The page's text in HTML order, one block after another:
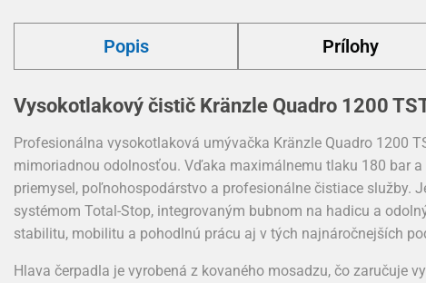
Popis Prílohy
Vysokotlakový čistič Kränzle Quadro 1200
Profesionálna vysokotlaková umývačka Kränzle Quadro 1200
mimoriadnou odolnosťou. Vďaka maximálnemu tlaku 180 bar
priemysel, poľnohospodárstvo a profesionálne čistiace služby.
systémom Total-Stop, integrovaným bubnom na hadicu a
stabilitu, mobilitu a pohodlnú prácu aj v tých najnáročnejších
Hlava čerpadla je vyrobená z kovaného mosadzu, čo zaručuje